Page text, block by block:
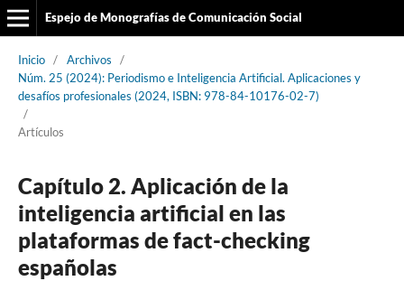
Espejo de Monografías de Comunicación Social
Inicio / Archivos
/
Núm. 25 (2024): Periodismo e Inteligencia Artificial. Aplicaciones y
desafíos profesionales (2024, ISBN: 978-84-10176-02-7)
/
Artículos
Capítulo 2. Aplicación de la
inteligencia artificial en las
plataformas de fact-checking
españolas